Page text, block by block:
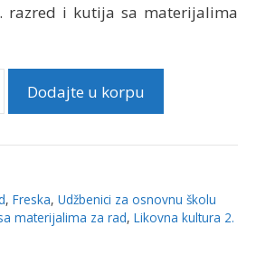
razred i kutija sa materijalima
Likovna
2.
i
kutija
Dodajte u korpu
, Freska, Udžbenici za osnovnu školu
materijalima za rad, Likovna kultura 2.